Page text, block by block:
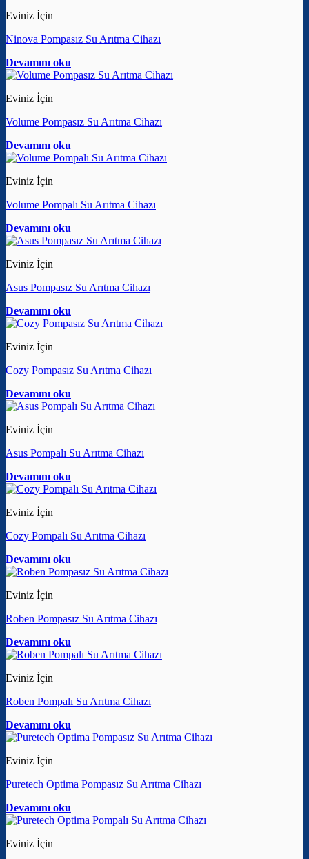
Eviniz İçin
Ninova Pompasız Su Arıtma Cihazı
Devamını oku
Eviniz İçin
Volume Pompasız Su Arıtma Cihazı
Devamını oku
Eviniz İçin
Volume Pompalı Su Arıtma Cihazı
Devamını oku
Eviniz İçin
Asus Pompasız Su Arıtma Cihazı
Devamını oku
Eviniz İçin
Cozy Pompasız Su Arıtma Cihazı
Devamını oku
Eviniz İçin
Asus Pompalı Su Arıtma Cihazı
Devamını oku
Eviniz İçin
Cozy Pompalı Su Arıtma Cihazı
Devamını oku
Eviniz İçin
Roben Pompasız Su Arıtma Cihazı
Devamını oku
Eviniz İçin
Roben Pompalı Su Arıtma Cihazı
Devamını oku
Eviniz İçin
Puretech Optima Pompasız Su Arıtma Cihazı
Devamını oku
Eviniz İçin